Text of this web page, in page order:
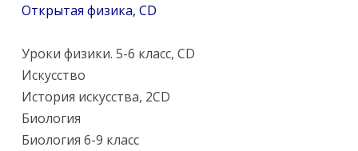
Открытая физика, CD
Уроки физики. 5-6 класс, CD
Искусство
История искусства, 2CD
Биология
Биология 6-9 класс